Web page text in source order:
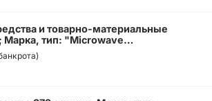
и товарно-материальные
Марка, тип: "Microwave